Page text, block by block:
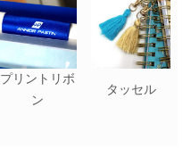
プリントリボ
ン
タッセル